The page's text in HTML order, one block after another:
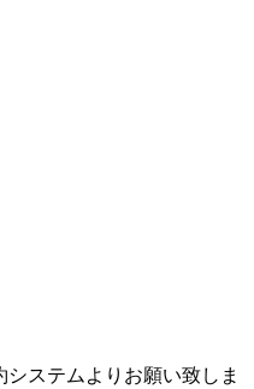
ステムよりお願い致しま